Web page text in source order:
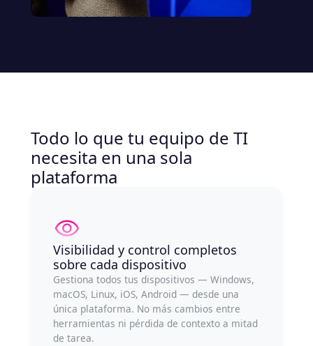
Todo lo que tu equipo de TI
necesita en una sola
plataforma
Visibilidad y control completos
sobre cada dispositivo
Gestiona todos tus dispositivos — Windows,
macOS, Linux, iOS, Android — desde una
única plataforma. No más cambios entre
herramientas ni pérdida de contexto a mitad
de tarea.